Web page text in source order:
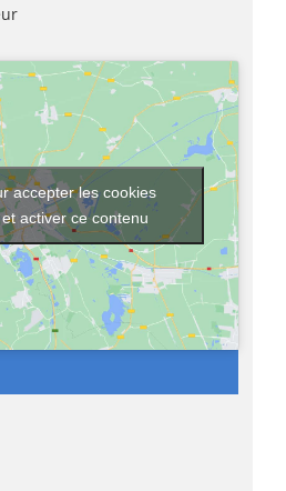
accepter les cookies
activer ce contenu